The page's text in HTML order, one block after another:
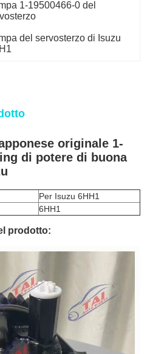
1-19500466-0 del
del servosterzo di Isuzu
originale 1-
di potere di buona
Per Isuzu 6HH1
6HH1
prodotto: